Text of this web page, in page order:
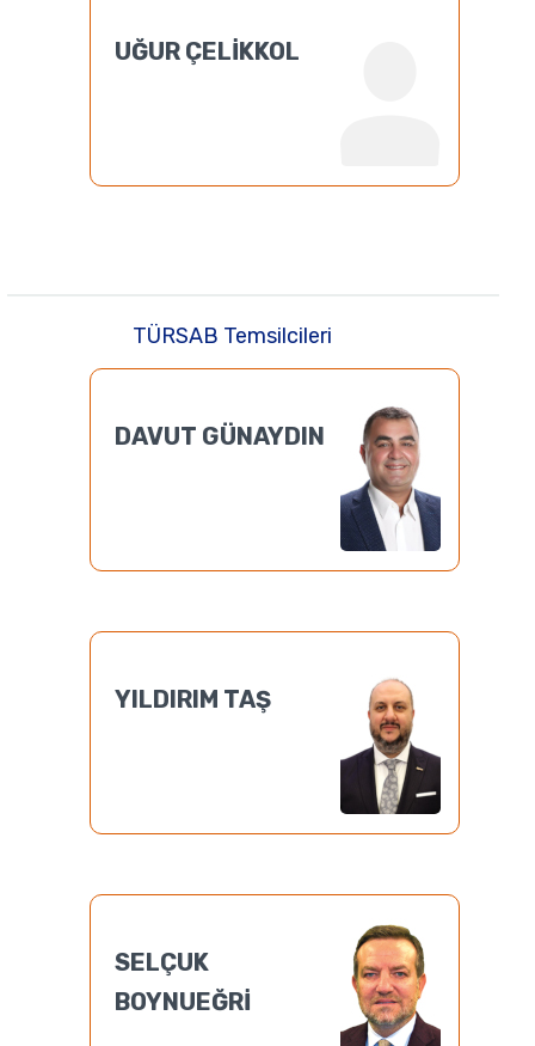
UĞUR ÇELİKKOL
TÜRSAB Temsilcileri
DAVUT GÜNAYDIN
YILDIRIM TAŞ
SELÇUK
BOYNUEĞRİ